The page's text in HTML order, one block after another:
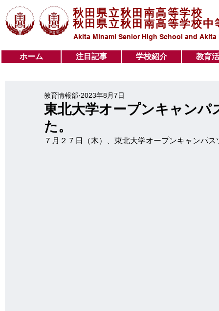
秋田県立秋田南高等学校
秋田県立秋田南高等学校中
Akita Minami Senior High School and
教育活動
学校紹介
注目記事
ホーム
ホーム 注目記事 学校紹介 教育
東北大学オープンキャンパ
た。
教育情報部 2023年8月7日
７月２７日（木）、東北大学オープンキャンパ